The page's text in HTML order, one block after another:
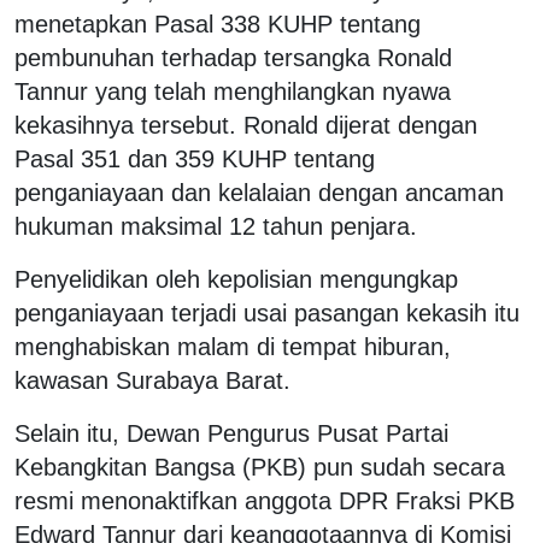
menetapkan Pasal 338 KUHP tentang
pembunuhan terhadap tersangka Ronald
Tannur yang telah menghilangkan nyawa
kekasihnya tersebut. Ronald dijerat dengan
Pasal 351 dan 359 KUHP tentang
penganiayaan dan kelalaian dengan ancaman
hukuman maksimal 12 tahun penjara.
Penyelidikan oleh kepolisian mengungkap
penganiayaan terjadi usai pasangan kekasih itu
menghabiskan malam di tempat hiburan,
kawasan Surabaya Barat.
Selain itu, Dewan Pengurus Pusat Partai
Kebangkitan Bangsa (PKB) pun sudah secara
resmi menonaktifkan anggota DPR Fraksi PKB
Edward Tannur dari keanggotaannya di Komisi